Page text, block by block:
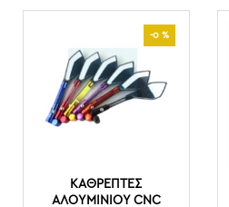
-0 %
ΚΑΘΡΕΠΤΕΣ
ΑΛΟΥΜΙΝΙΟΥ CNC